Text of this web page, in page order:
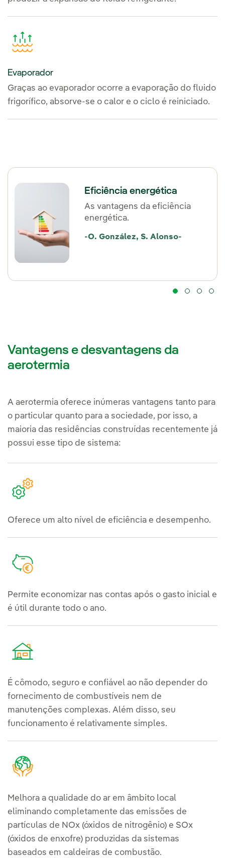
Evaporador
Graças ao evaporador ocorre a evaporação do fluido
frigorífico, absorve-se o calor e o ciclo é reiniciado.
Eficiência energética
As vantagens da eficiência
energética.
-O. González, S. Alonso-
Vantagens e desvantagens da
aerotermia
A aerotermia oferece inúmeras vantagens tanto para
o particular quanto para a sociedade, por isso, a
maioria das residências construídas recentemente já
possui esse tipo de sistema:
Oferece um alto nível de eficiência e desempenho.
Permite economizar nas contas após o gasto inicial e
é útil durante todo o ano.
É cômodo, seguro e confiável ao não depender do
fornecimento de combustíveis nem de
manutenções complexas. Além disso, seu
funcionamento é relativamente simples.
Melhora a qualidade do ar em âmbito local
eliminando completamente das emissões de
partículas de NOx (óxidos de nitrogênio) e SOx
(óxidos de enxofre) produzidas da sistemas
baseados em caldeiras de combustão.